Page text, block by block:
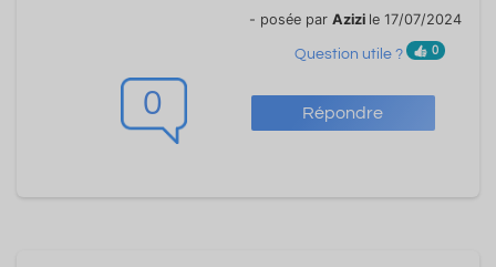
0 Répondre
- posée par Azizi le 17/07/2024
Question utile ? 0